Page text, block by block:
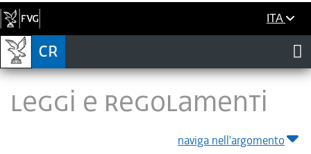
ITA
LEGGI E REGOLAMENTI
naviga nell'argomento